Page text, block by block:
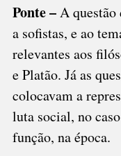
Ponte –A questão
a sofistas, e ao
relevantes aos
e Platão. Já as
colocavam a
luta social, no
função, na época.